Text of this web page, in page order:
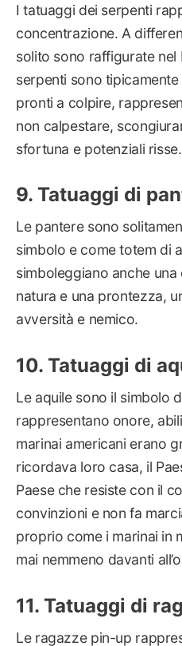
I tatuaggi dei serpenti
concentrazione. A
solito sono raffigurate nel
serpenti sono
pronti a colpire,
non calpestare,
sfortuna e potenziali risse.
Tatuaggi di
Le pantere sono
simbolo e come totem di
simboleggiano anche
natura e una prontezza,
avversità e nemico.
Tatuaggi di
Le aquile sono il simbolo
rappresentano onore,
marinai americani erano
ricordava loro casa, il
Paese che resiste con il
convinzioni e non fa
proprio come i marinai in
mai nemmeno davanti
Tatuaggi di
Le ragazze pin-up